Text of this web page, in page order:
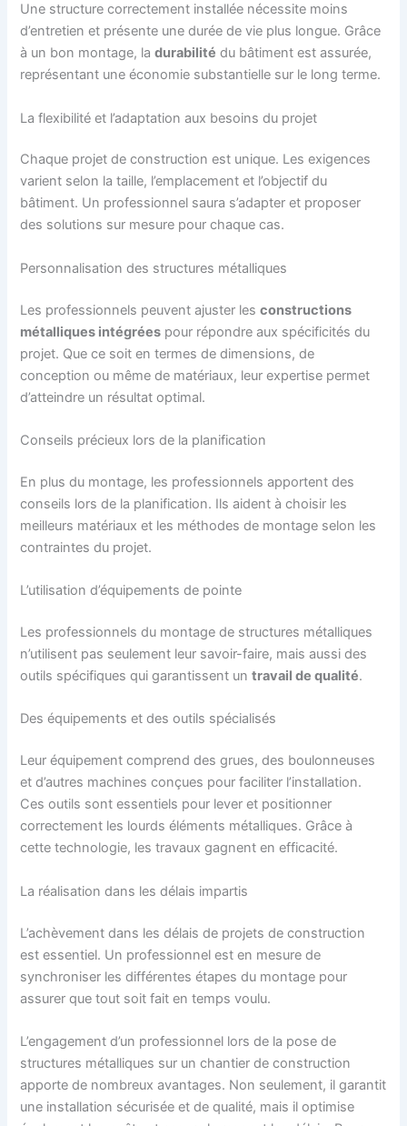
Une structure correctement installée nécessite moins
d’entretien et présente une durée de vie plus longue. Grâce
à un bon montage, ladurabilité du bâtiment est assurée,
représentant une économie substantielle sur le long terme.
La flexibilité et l’adaptation aux besoins du projet
Chaque projet de construction est unique. Les exigences
varient selon la taille, l’emplacement et l’objectif du
bâtiment. Un professionnel saura s’adapter et proposer
des solutions sur mesure pour chaque cas.
Personnalisation des structures métalliques
Les professionnels peuvent ajuster lesconstructions
métalliques intégrées pour répondre aux spécificités du
projet. Que ce soit en termes de dimensions, de
conception ou même de matériaux, leur expertise permet
d’atteindre un résultat optimal.
Conseils précieux lors de la planification
En plus du montage, les professionnels apportent des
conseils lors de la planification. Ils aident à choisir les
meilleurs matériaux et les méthodes de montage selon les
contraintes du projet.
L’utilisation d’équipements de pointe
Les professionnels du montage de structures métalliques
n’utilisent pas seulement leur savoir-faire, mais aussi des
outils spécifiques qui garantissent untravail de qualité.
Des équipements et des outils spécialisés
Leur équipement comprend des grues, des boulonneuses
et d’autres machines conçues pour faciliter l’installation.
Ces outils sont essentiels pour lever et positionner
correctement les lourds éléments métalliques. Grâce à
cette technologie, les travaux gagnent en efficacité.
La réalisation dans les délais impartis
L’achèvement dans les délais de projets de construction
est essentiel. Un professionnel est en mesure de
synchroniser les différentes étapes du montage pour
assurer que tout soit fait en temps voulu.
L’engagement d’un professionnel lors de la pose de
structures métalliques sur un chantier de construction
apporte de nombreux avantages. Non seulement, il garantit
une installation sécurisée et de qualité, mais il optimise